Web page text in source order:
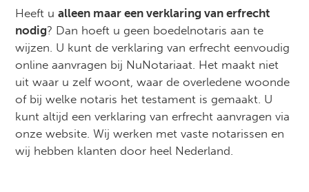
Heeft ualleen maar een verklaring van erfrecht
nodig? Dan hoeft u geen boedelnotaris aan te
wijzen. U kunt de verklaring van erfrecht eenvoudig
online aanvragen bij NuNotariaat. Het maakt niet
uit waar u zelf woont, waar de overledene woonde
of bij welke notaris het testament is gemaakt. U
kunt altijd een verklaring van erfrecht aanvragen via
onze website. Wij werken met vaste notarissen en
wij hebben klanten door heel Nederland.